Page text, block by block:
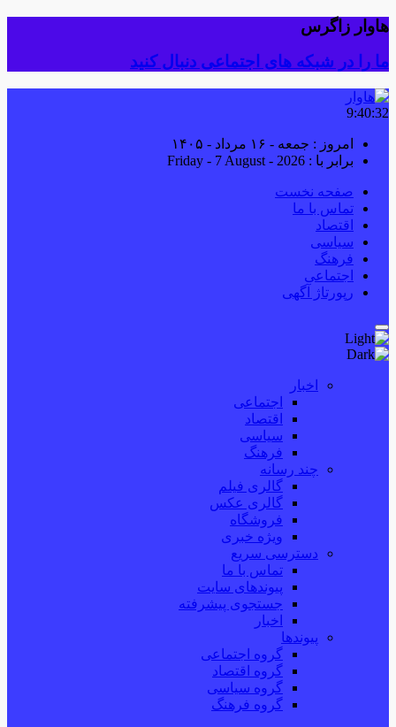
هاوار زاگرس
ما را در شبکه های اجتماعی دنبال کنید
9:40:33
امروز : جمعه - ۱۶ مرداد - ۱۴۰۵
برابر با : Friday - 7 August - 2026
صفحه نخست
تماس با ما
اقتصاد
سیاسی
فرهنگ
اجتماعی
رپورتاژ آگهی
اخبار
اجتماعی
اقتصاد
سیاسی
فرهنگ
چند رسانه
گالری فیلم
گالری عکس
فروشگاه
ویژه خبری
دسترسی سریع
تماس با ما
پیوندهای سایت
جستجوی پیشرفته
اخبار
پیوندها
گروه اجتماعی
گروه اقتصاد
گروه سیاسی
گروه فرهنگ